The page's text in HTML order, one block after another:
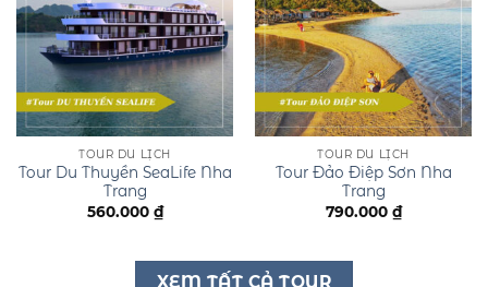
TOUR DU LỊCH
Tour Du Thuyền SeaLife Nha
Trang
560.000 ₫
TOUR DU LỊCH
Tour Đảo Điệp Sơn Nha
Trang
790.000 ₫
XEM TẤT CẢ TOUR